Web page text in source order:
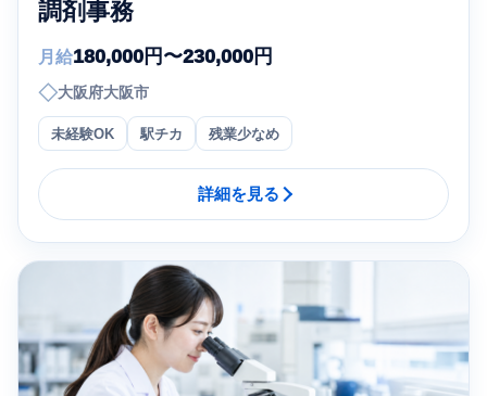
調剤事務
月給180,000円〜230,000円
◇大阪府大阪市
未経験OK 駅チカ 残業少なめ
詳細を見る